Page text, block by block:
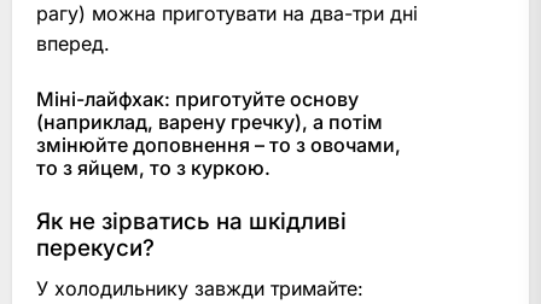
рагу) можна приготувати на два-три дні
вперед.
Міні-лайфхак: приготуйте основу
(наприклад, варену гречку), а потім
змінюйте доповнення – то з овочами,
то з яйцем, то з куркою.
Як не зірватись на шкідливі
перекуси?
У холодильнику завжди тримайте: